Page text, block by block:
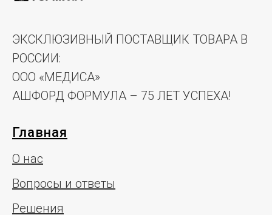
ЭКСКЛЮЗИВНЫЙ ПОСТАВЩИК ТОВАРА В
РОССИИ:
ООО «МЕДИСА»
АШФОРД ФОРМУЛА – 75 ЛЕТ УСПЕХА!
Главная
О нас
Вопросы и ответы
Решения